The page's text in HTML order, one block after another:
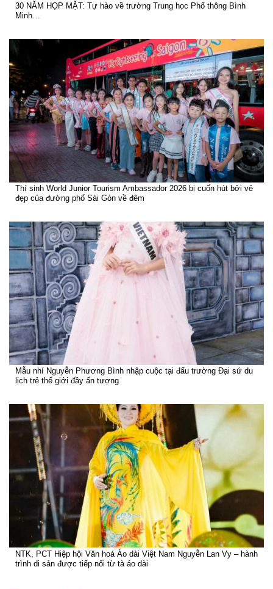
30 NĂM HỌP MẶT: Tự hào về trường Trung học Phổ thông Bình
Minh…
Thí sinh World Junior Tourism Ambassador 2026 bị cuốn hút bởi vẻ
đẹp của đường phố Sài Gòn về đêm
Mẫu nhí Nguyễn Phương Bình nhập cuộc tại đấu trường Đại sứ du
lịch trẻ thế giới đầy ấn tượng
NTK, PCT Hiệp hội Văn hoá Áo dài Việt Nam Nguyễn Lan Vy – hành
trình di sản được tiếp nối từ tà áo dài